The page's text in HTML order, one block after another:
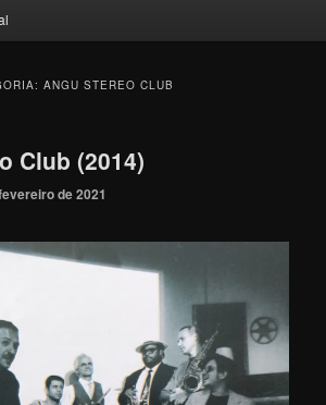
ANGU STEREO CLUB
Club (2014)
de 2021